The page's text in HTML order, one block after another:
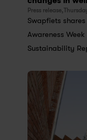
Press release,
Swapfiets
Awareness
Sustainability